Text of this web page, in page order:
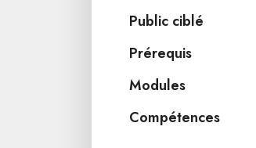
Public ciblé
Prérequis
Modules
Compétences